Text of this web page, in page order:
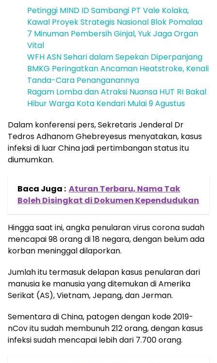
Petinggi MIND ID Sambangi PT Vale Kolaka,
Kawal Proyek Strategis Nasional Blok Pomalaa
7 Minuman Pembersih Ginjal, Yuk Jaga Organ
Vital
WFH ASN Sehari dalam Sepekan Diperpanjang
BMKG Peringatkan Ancaman Heatstroke, Kenali
Tanda-Cara Penanganannya
Ragam Lomba dan Atraksi Nuansa HUT RI Bakal
Hibur Warga Kota Kendari Mulai 9 Agustus
Dalam konferensi pers, Sekretaris Jenderal Dr
Tedros Adhanom Ghebreyesus menyatakan, kasus
infeksi di luar China jadi pertimbangan status itu
diumumkan.
Baca Juga : Aturan Terbaru, Nama Tak
Boleh Disingkat di Dokumen Kependudukan
Hingga saat ini, angka penularan virus corona sudah
mencapai 98 orang di 18 negara, dengan belum ada
korban meninggal dilaporkan.
Jumlah itu termasuk delapan kasus penularan dari
manusia ke manusia yang ditemukan di Amerika
Serikat (AS), Vietnam, Jepang, dan Jerman.
Sementara di China, patogen dengan kode 2019-
nCov itu sudah membunuh 212 orang, dengan kasus
infeksi sudah mencapai lebih dari 7.700 orang.